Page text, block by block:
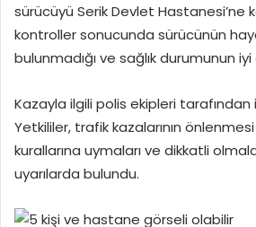
sürücüyü Serik Devlet Hastanesi’ne
kontroller sonucunda sürücünün
bulunmadığı ve sağlık durumunun
Kazayla ilgili polis ekipleri tarafından
Yetkililer, trafik kazalarının
kurallarına uymaları ve dikkatli
uyarılarda bulundu.